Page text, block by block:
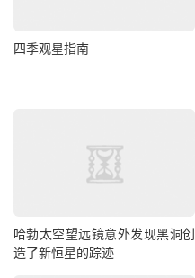
四季观星指南
哈勃太空望远镜意外发现黑洞创
造了新恒星的踪迹